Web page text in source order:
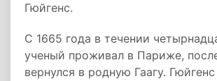
Гюйгенс.
С 1665 года в течении
ученый проживал в Париже,
вернулся в родную Гаагу.